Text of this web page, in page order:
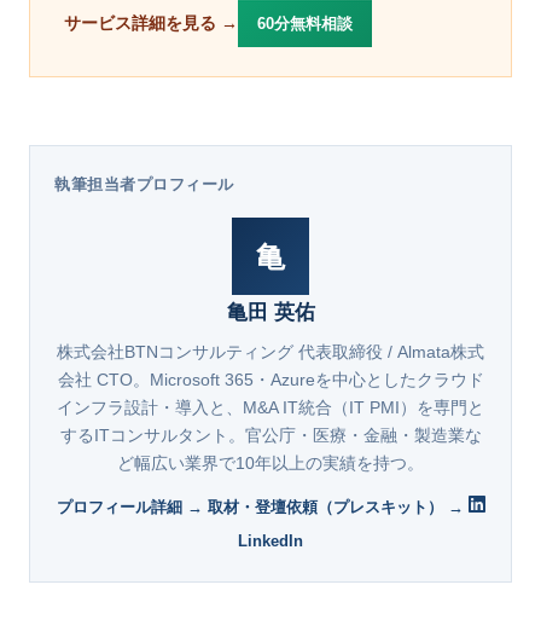
サービス詳細を見る → 60分無料相談
執筆担当者プロフィール
亀
亀田 英佑
株式会社BTNコンサルティング 代表取締役 / Almata株式
会社 CTO。Microsoft 365・Azureを中心としたクラウド
インフラ設計・導入と、M&A IT統合（IT PMI）を専門と
するITコンサルタント。官公庁・医療・金融・製造業な
ど幅広い業界で10年以上の実績を持つ。
プロフィール詳細 → 取材・登壇依頼（プレスキット） →
LinkedIn